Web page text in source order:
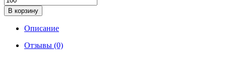
В корзину
Описание
Отзывы (0)